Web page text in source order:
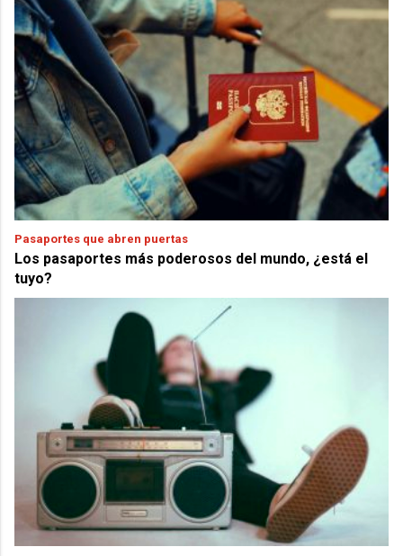
Pasaportes que abren puertas
Los pasaportes más poderosos del mundo, ¿está el
tuyo?